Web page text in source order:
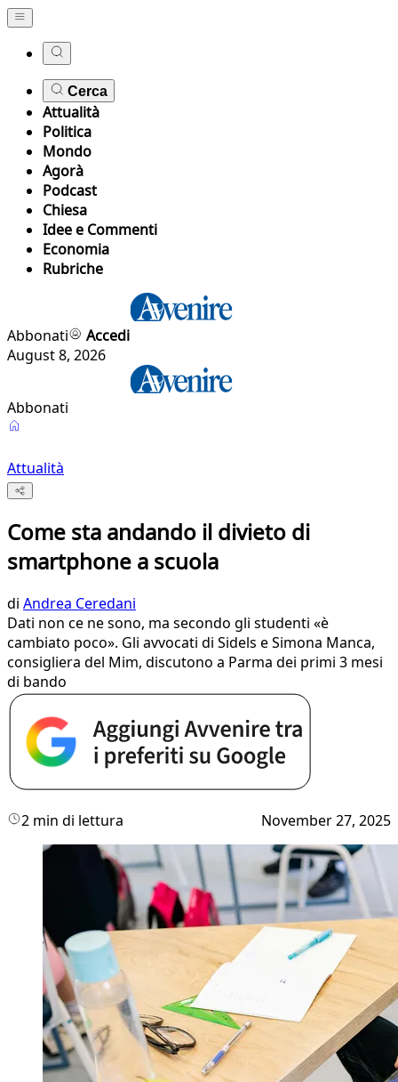
Cerca
Attualità
Politica
Mondo
Agorà
Podcast
Chiesa
Idee e Commenti
Economia
Rubriche
Abbonati
Accedi
August 8, 2026
Abbonati
Attualità
Come sta andando il divieto di
smartphone a scuola
di Andrea Ceredani
Dati non ce ne sono, ma secondo gli studenti «è
cambiato poco». Gli avvocati di Sidels e Simona Manca,
consigliera del Mim, discutono a Parma dei primi 3 mesi
di bando
2 min di lettura November 27, 2025